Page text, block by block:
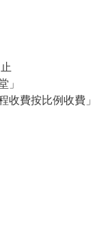
」
收費按比例收費」